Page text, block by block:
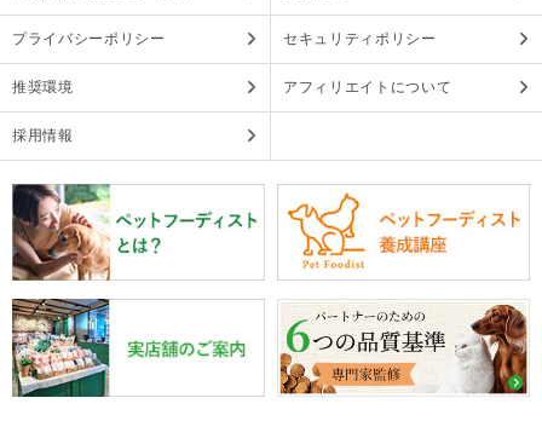
プライバシーポリシー セキュリティポリシー
推奨環境 アフィリエイトについて
採用情報